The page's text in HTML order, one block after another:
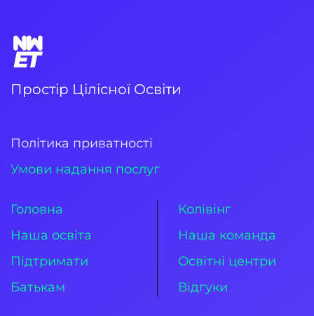
Простір Цілісної Освіти
Політика приватності
Умови надання послуг
Головна
Наша освіта
Підтримати
Батькам
Колівінг
Наша команда
Освітні центри
Відгуки